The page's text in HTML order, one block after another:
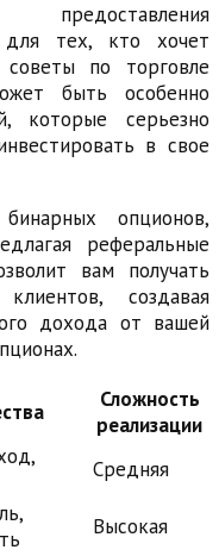
предоставления
для тех, кто хочет
советы по торговле
быть особенно
которые серьезно
в свое
опционов,
реферальные
вам получать
создавая
дохода от вашей
Сложность
реализации
Средняя
Высокая